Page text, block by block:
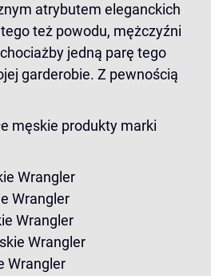
atrybutem eleganckich
też powodu, mężczyźni
jedną parę tego
garderobie. Z pewnością
męskie produkty marki
Wrangler
Wrangler
Wrangler
Wrangler
Wrangler